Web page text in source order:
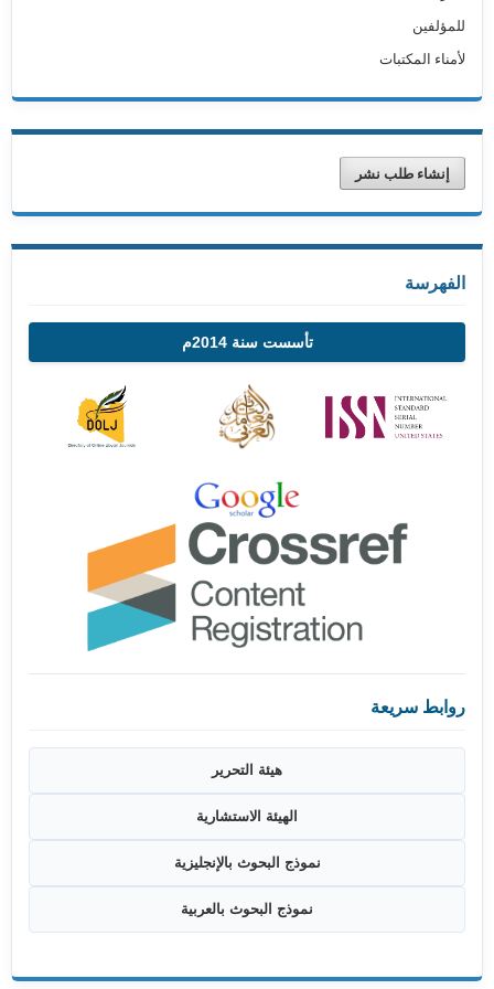
للمؤلفين
لأمناء المكتبات
إنشاء طلب نشر
الفهرسة
تأسست سنة 2014م
روابط سريعة
هيئة التحرير
الهيئة الاستشارية
نموذج البحوث بالإنجليزية
نموذج البحوث بالعربية